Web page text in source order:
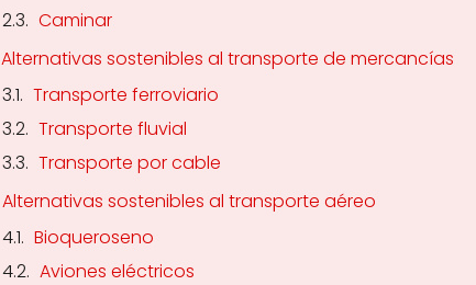
Caminar
Alternativas sostenibles al transporte de mercancías
Transporte ferroviario
Transporte fluvial
Transporte por cable
Alternativas sostenibles al transporte aéreo
Bioqueroseno
Aviones eléctricos